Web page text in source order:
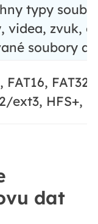
typy
videa, zvuk,
soubory
FAT16,
ext3, HFS+,
dat